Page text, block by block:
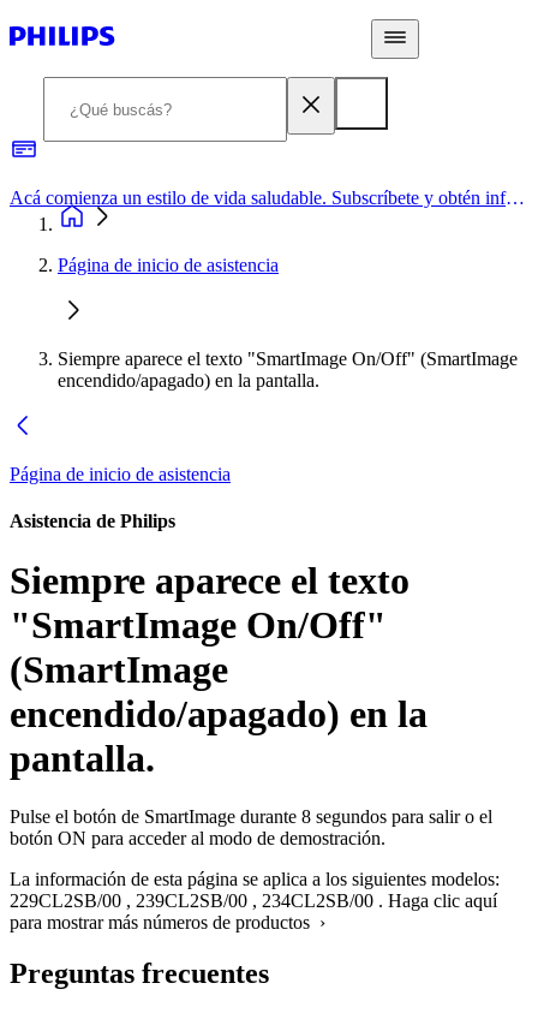
Acá comienza un estilo de vida saludable. Subscríbete y obtén información de primera mano
Página de inicio de asistencia
Siempre aparece el texto "SmartImage On/Off" (SmartImage
encendido/apagado) en la pantalla.
Página de inicio de asistencia
Asistencia de Philips
Siempre aparece el texto
"SmartImage On/Off"
(SmartImage
encendido/apagado) en la
pantalla.
Pulse el botón de SmartImage durante 8 segundos para salir o el
botón ON para acceder al modo de demostración.
La información de esta página se aplica a los siguientes modelos:
229CL2SB/00 , 239CL2SB/00 , 234CL2SB/00 . Haga clic aquí
para mostrar más números de productos ›
Preguntas frecuentes